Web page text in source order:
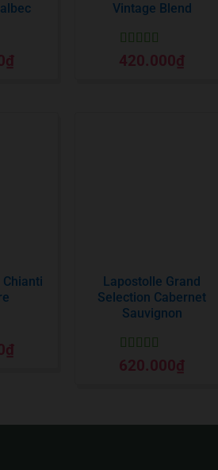
₫
Vintage Blend
Được xếp
hạng55 sao
420.000₫
₫
Lapostolle Grand
Selection Cabernet
Sauvignon
Được xếp
hạng55 sao
620.000₫